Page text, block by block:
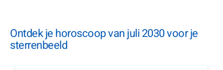
Ontdek je horoscoop van juli 2030 voor je
sterrenbeeld